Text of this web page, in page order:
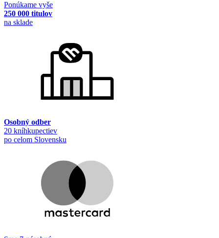
Ponúkame vyše
250 000 titulov
na sklade
Osobný odber
20 kníhkupectiev
po celom Slovensku